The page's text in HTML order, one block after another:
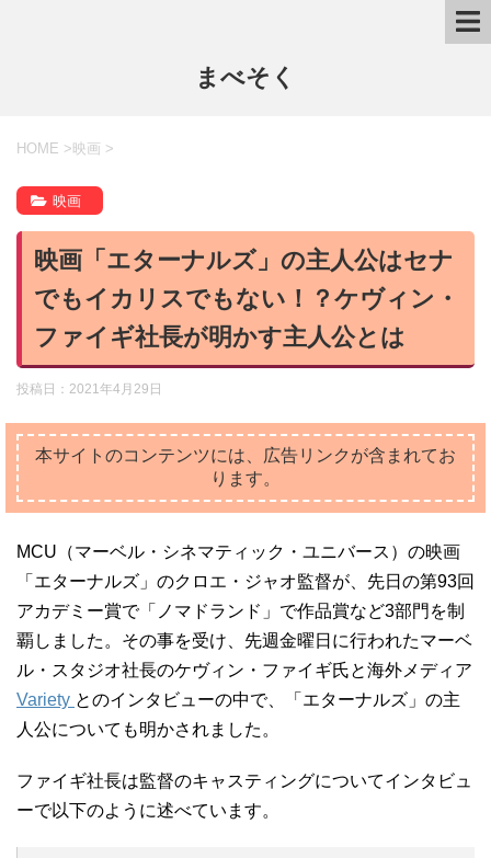
まべそく
HOME > 映画 >
映画
映画「エターナルズ」の主人公はセナ
でもイカリスでもない！？ケヴィン・
ファイギ社長が明かす主人公とは
投稿日： 2021年4月29日
本サイトのコンテンツには、広告リンクが含まれてお
ります。
MCU（マーベル・シネマティック・ユニバース）の映画
「エターナルズ」のクロエ・ジャオ監督が、先日の第93回
アカデミー賞で「ノマドランド」で作品賞など3部門を制
覇しました。その事を受け、先週金曜日に行われたマーベ
ル・スタジオ社長のケヴィン・ファイギ氏と海外メディア
Variety とのインタビューの中で、「エターナルズ」の主
人公についても明かされました。
ファイギ社長は監督のキャスティングについてインタビュ
ーで以下のように述べています。